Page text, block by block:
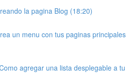
la pagina Blog (18:20)
un menu con tus paginas principales
agregar una lista desplegable a tu